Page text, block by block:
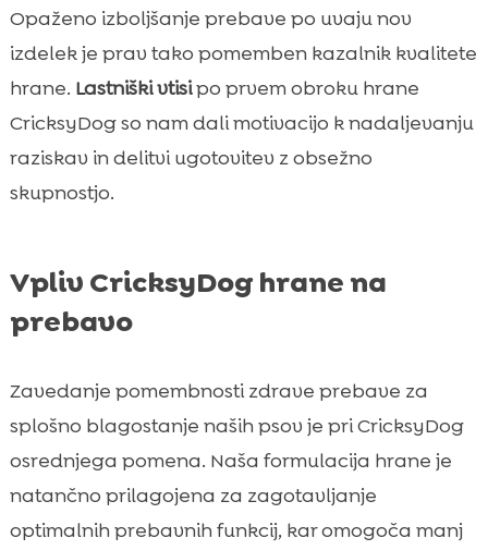
Opaženo izboljšanje prebave po uvaju nov
izdelek je prav tako pomemben kazalnik kvalitete
hrane. Lastniški vtisipo prvem obroku hrane
CricksyDog so nam dali motivacijo k nadaljevanju
raziskav in delitvi ugotovitev z obsežno
skupnostjo.
Vpliv CricksyDog hrane na
prebavo
Zavedanje pomembnosti zdrave prebave za
splošno blagostanje naših psov je pri CricksyDog
osrednjega pomena. Naša formulacija hrane je
natančno prilagojena za zagotavljanje
optimalnih prebavnih funkcij, kar omogoča manj